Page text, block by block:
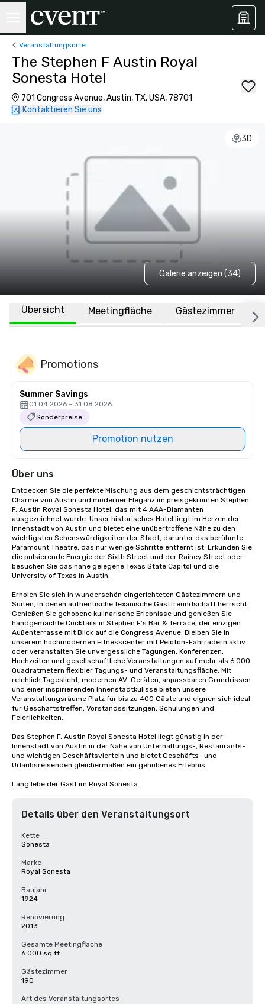
Veranstaltungsorte
The Stephen F Austin Royal
Sonesta Hotel
701 Congress Avenue, Austin, TX, USA, 78701
Kontaktieren Sie uns
3D
Galerie anzeigen (34)
Übersicht Meetingfläche Gästezimmer
Promotions
Summer Savings
01.04.2026 - 31.08.2026
Sonderpreise
Promotion nutzen
Über uns
Entdecken Sie die perfekte Mischung aus dem geschichtsträchtigen
Charme von Austin und moderner Eleganz im preisgekrönten Stephen
F. Austin Royal Sonesta Hotel, das mit 4 AAA-Diamanten
ausgezeichnet wurde. Unser historisches Hotel liegt im Herzen der
Innenstadt von Austin und bietet eine unübertroffene Nähe zu den
wichtigsten Sehenswürdigkeiten der Stadt, darunter das berühmte
Paramount Theatre, das nur wenige Schritte entfernt ist. Erkunden Sie
die pulsierende Energie der Sixth Street und der Rainey Street oder
besuchen Sie das nahe gelegene Texas State Capitol und die
University of Texas in Austin.
Erholen Sie sich in wunderschön eingerichteten Gästezimmern und
Suiten, in denen authentische texanische Gastfreundschaft herrscht.
Genießen Sie gehobene kulinarische Erlebnisse und genießen Sie
handgemachte Cocktails in Stephen F's Bar & Terrace, der einzigen
Außenterrasse mit Blick auf die Congress Avenue. Bleiben Sie in
unserem hochmodernen Fitnesscenter mit Peloton-Fahrrädern aktiv
oder veranstalten Sie unvergessliche Tagungen, Konferenzen,
Hochzeiten und gesellschaftliche Veranstaltungen auf mehr als 6.000
Quadratmetern flexibler Tagungs- und Veranstaltungsfläche. Mit
reichlich Tageslicht, modernen AV-Geräten, anpassbaren Grundrissen
und einer inspirierenden Innenstadtkulisse bieten unsere
Veranstaltungsräume Platz für bis zu 400 Gäste und eignen sich ideal
für Geschäftstreffen, Vorstandssitzungen, Schulungen und
Feierlichkeiten.
Das Stephen F. Austin Royal Sonesta Hotel liegt günstig in der
Innenstadt von Austin in der Nähe von Unterhaltungs-, Restaurants-
und wichtigen Geschäftsvierteln und bietet Geschäfts- und
Urlaubsreisenden gleichermaßen ein gehobenes Erlebnis.
Lang lebe der Gast im Royal Sonesta.
Details über den Veranstaltungsort
Kette
Sonesta
Marke
Royal Sonesta
Baujahr
1924
Renovierung
2013
Gesamte Meetingfläche
6.000 sq ft
Gästezimmer
190
Art des Veranstaltungsortes